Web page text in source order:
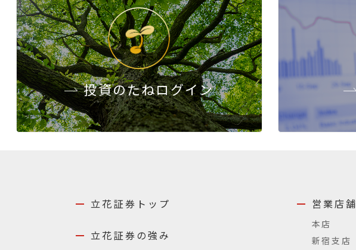
投資のたねログイン
立花証券トップ
立花証券の強み
営業店舗
本店
新宿支店